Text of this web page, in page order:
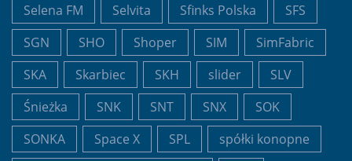
Selena FM
Selvita Sfinks Polska
SFS
SGN
SHO Shoper SIM
SimFabric
SKA
Skarbiec SKH slider
SLV
Śnieżka
SNK SNT SNX
SOK
SONKA
Space X SPL
spółki konopne